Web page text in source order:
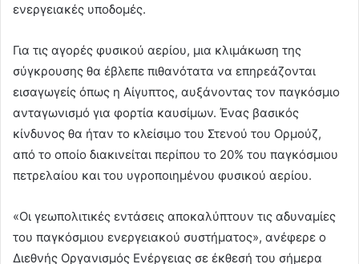
ενεργειακές υποδομές.
Για τις αγορές φυσικού αερίου, μια κλιμάκωση της
σύγκρουσης θα έβλεπε πιθανότατα να επηρεάζονται
εισαγωγείς όπως η Αίγυπτος, αυξάνοντας τον παγκόσμιο
ανταγωνισμό για φορτία καυσίμων. Ένας βασικός
κίνδυνος θα ήταν το κλείσιμο του Στενού του Ορμούζ,
από το οποίο διακινείται περίπου το 20% του παγκόσμιου
πετρελαίου και του υγροποιημένου φυσικού αερίου.
«Οι γεωπολιτικές εντάσεις αποκαλύπτουν τις αδυναμίες
του παγκόσμιου ενεργειακού συστήματος», ανέφερε ο
Διεθνής Οργανισμός Ενέργειας σε έκθεσή του σήμερα